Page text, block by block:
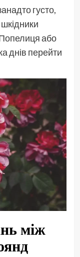
густо,
або
днів перейти
між